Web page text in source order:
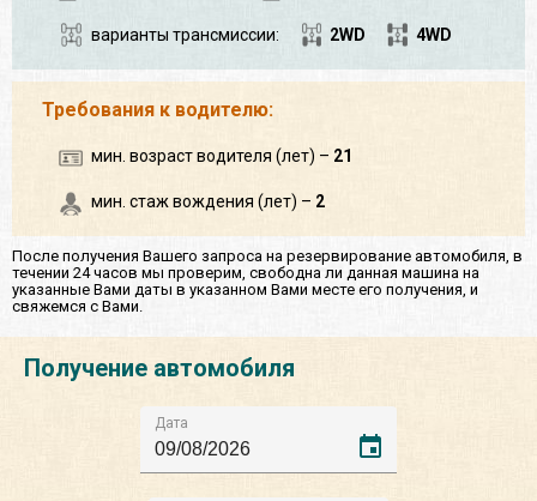
варианты трансмиссии: 2WD 4WD
Требования к водителю:
мин. возраст водителя (лет) – 21
мин. стаж вождения (лет) – 2
После получения Вашего запроса на резервирование автомобиля, в
течении 24 часов мы проверим, свободна ли данная машина на
указанные Вами даты в указанном Вами месте его получения, и
свяжемся с Вами.
Получение автомобиля
Дата
event